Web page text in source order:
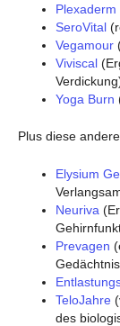
Plexaderm
SeroVital
Vegamour
Viviscal
Yoga Burn
Plus diese
Elysium
Neuriva
Prevagen
TeloJahre
des